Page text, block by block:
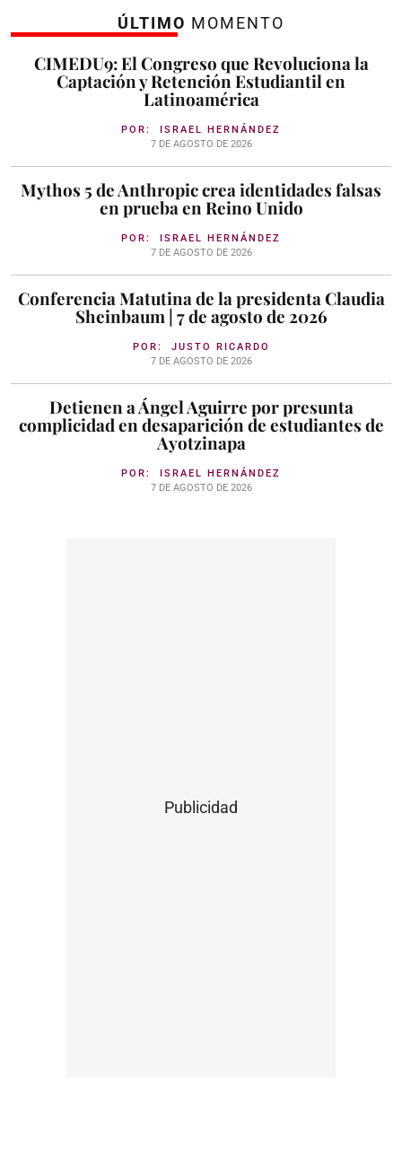
ÚLTIMO MOMENTO
CIMEDU9: El Congreso que Revoluciona la
Captación y Retención Estudiantil en
Latinoamérica
POR: ISRAEL HERNÁNDEZ
7 DE AGOSTO DE 2026
Mythos 5 de Anthropic crea identidades falsas
en prueba en Reino Unido
POR: ISRAEL HERNÁNDEZ
7 DE AGOSTO DE 2026
Conferencia Matutina de la presidenta Claudia
Sheinbaum | 7 de agosto de 2026
POR: JUSTO RICARDO
7 DE AGOSTO DE 2026
Detienen a Ángel Aguirre por presunta
complicidad en desaparición de estudiantes de
Ayotzinapa
POR: ISRAEL HERNÁNDEZ
7 DE AGOSTO DE 2026
Publicidad